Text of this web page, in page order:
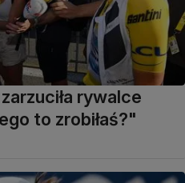
rywalce
to zrobiłaś?"